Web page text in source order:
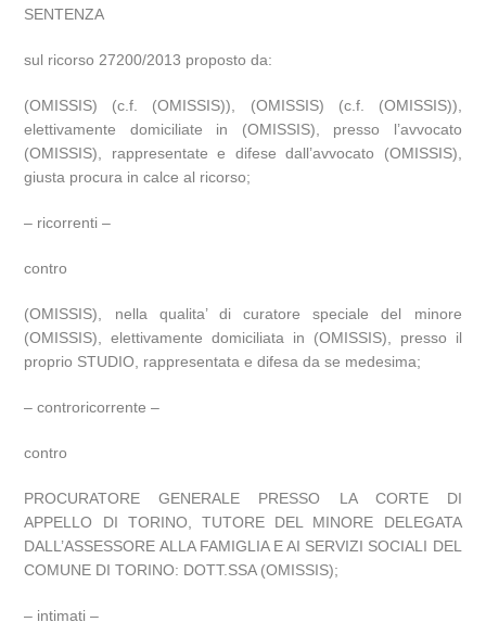
SENTENZA
sul ricorso 27200/2013 proposto da:
(OMISSIS) (c.f. (OMISSIS)), (OMISSIS) (c.f. (OMISSIS)),
elettivamente domiciliate in (OMISSIS), presso l’avvocato
(OMISSIS), rappresentate e difese dall’avvocato (OMISSIS),
giusta procura in calce al ricorso;
– ricorrenti –
contro
(OMISSIS), nella qualita’ di curatore speciale del minore
(OMISSIS), elettivamente domiciliata in (OMISSIS), presso il
proprio STUDIO, rappresentata e difesa da se medesima;
– controricorrente –
contro
PROCURATORE GENERALE PRESSO LA CORTE DI
APPELLO DI TORINO, TUTORE DEL MINORE DELEGATA
DALL’ASSESSORE ALLA FAMIGLIA E AI SERVIZI SOCIALI DEL
COMUNE DI TORINO: DOTT.SSA (OMISSIS);
– intimati –